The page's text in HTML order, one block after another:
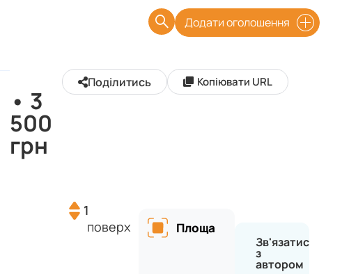
Додати оголошення
• 3
500
грн
Поділитись Копіювати URL
1
поверх
Площа
Зв'язатися
з
автором